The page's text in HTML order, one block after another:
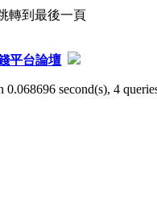
轉到最後一頁
平台論壇
0.068696 second(s), 4